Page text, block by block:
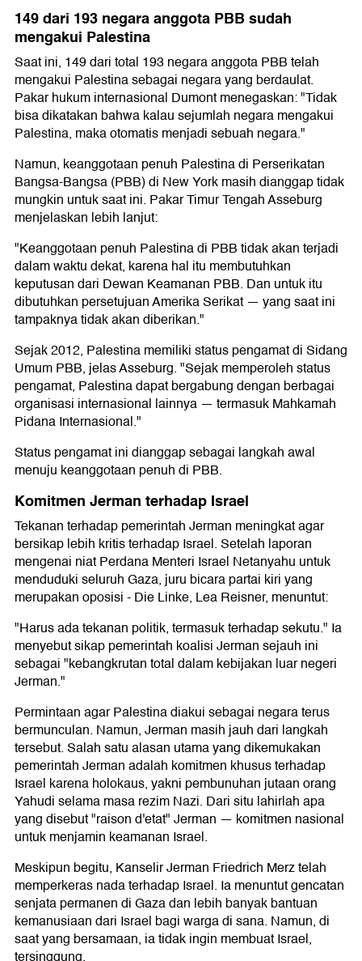
149 dari 193 negara anggota PBB sudah
mengakui Palestina
Saat ini, 149 dari total 193 negara anggota PBB telah
mengakui Palestina sebagai negara yang berdaulat.
Pakar hukum internasional Dumont menegaskan: "Tidak
bisa dikatakan bahwa kalau sejumlah negara mengakui
Palestina, maka otomatis menjadi sebuah negara."
Namun, keanggotaan penuh Palestina di Perserikatan
Bangsa-Bangsa (PBB) di New York masih dianggap tidak
mungkin untuk saat ini. Pakar Timur Tengah Asseburg
menjelaskan lebih lanjut:
"Keanggotaan penuh Palestina di PBB tidak akan terjadi
dalam waktu dekat, karena hal itu membutuhkan
keputusan dari Dewan Keamanan PBB. Dan untuk itu
dibutuhkan persetujuan Amerika Serikat — yang saat ini
tampaknya tidak akan diberikan."
Sejak 2012, Palestina memiliki status pengamat di Sidang
Umum PBB, jelas Asseburg. "Sejak memperoleh status
pengamat, Palestina dapat bergabung dengan berbagai
organisasi internasional lainnya — termasuk Mahkamah
Pidana Internasional."
Status pengamat ini dianggap sebagai langkah awal
menuju keanggotaan penuh di PBB.
Komitmen Jerman terhadap Israel
Tekanan terhadap pemerintah Jerman meningkat agar
bersikap lebih kritis terhadap Israel. Setelah laporan
mengenai niat Perdana Menteri Israel Netanyahu untuk
menduduki seluruh Gaza, juru bicara partai kiri yang
merupakan oposisi - Die Linke, Lea Reisner, menuntut:
"Harus ada tekanan politik, termasuk terhadap sekutu." Ia
menyebut sikap pemerintah koalisi Jerman sejauh ini
sebagai "kebangkrutan total dalam kebijakan luar negeri
Jerman."
Permintaan agar Palestina diakui sebagai negara terus
bermunculan. Namun, Jerman masih jauh dari langkah
tersebut. Salah satu alasan utama yang dikemukakan
pemerintah Jerman adalah komitmen khusus terhadap
Israel karena holokaus, yakni pembunuhan jutaan orang
Yahudi selama masa rezim Nazi. Dari situ lahirlah apa
yang disebut "raison d'etat" Jerman — komitmen nasional
untuk menjamin keamanan Israel.
Meskipun begitu, Kanselir Jerman Friedrich Merz telah
memperkeras nada terhadap Israel. Ia menuntut gencatan
senjata permanen di Gaza dan lebih banyak bantuan
kemanusiaan dari Israel bagi warga di sana. Namun, di
saat yang bersamaan, ia tidak ingin membuat Israel,